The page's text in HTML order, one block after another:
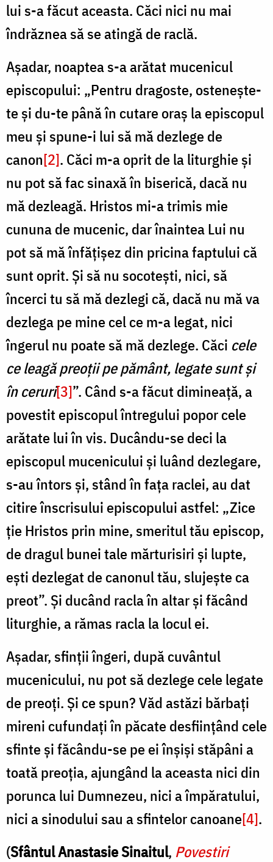
lui s-a făcut aceasta. Căci nici nu mai
îndrăznea să se atingă de raclă.
Așadar, noaptea s-a arătat mucenicul
episcopului: „Pentru dragoste, ostenește-
te și du-te până în cutare oraș la episcopul
meu și spune-i lui să mă dezlege de
canon[2]. Căci m-a oprit de la liturghie și
nu pot să fac sinaxă în biserică, dacă nu
mă dezleagă. Hristos mi-a trimis mie
cununa de mucenic, dar înaintea Lui nu
pot să mă înfățișez din pricina faptului că
sunt oprit. Și să nu socotești, nici, să
încerci tu să mă dezlegi că, dacă nu mă va
dezlega pe mine cel ce m-a legat, nici
îngerul nu poate să mă dezlege. Căci cele
ce leagă preoții pe pământ, legate sunt și
în ceruri[3]”. Când s-a făcut dimineață, a
povestit episcopul întregului popor cele
arătate lui în vis. Ducându-se deci la
episcopul mucenicului și luând dezlegare,
s-au întors și, stând în fața raclei, au dat
citire înscrisului episcopului astfel: „Zice
ție Hristos prin mine, smeritul tău episcop,
de dragul bunei tale mărturisiri și lupte,
ești dezlegat de canonul tău, slujește ca
preot”. Și ducând racla în altar și făcând
liturghie, a rămas racla la locul ei.
Așadar, sfinții îngeri, după cuvântul
mucenicului, nu pot să dezlege cele legate
de preoți. Și ce spun? Văd astăzi bărbați
mireni cufundați în păcate desființând cele
sfinte și făcându-se pe ei înșiși stăpâni a
toată preoția, ajungând la aceasta nici din
porunca lui Dumnezeu, nici a împăratului,
nici a sinodului sau a sfintelor canoane[4].
(Sfântul Anastasie Sinaitul, Povestiri